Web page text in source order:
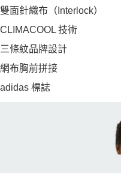
雙面針織布（Interlock）
CLIMACOOL 技術
三條紋品牌設計
網布胸前拼接
adidas 標誌